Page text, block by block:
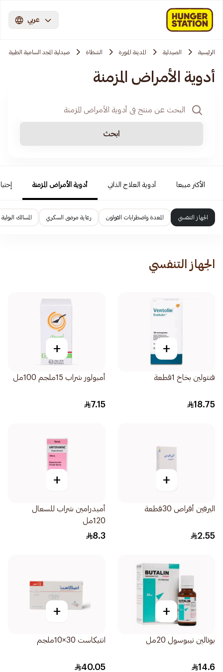
عربي
الرئيسية الصيدلية المدينة المنورة الشظاة صيدلية المجد السامية الطبية
أدوية الأمراض المزمنة
ابحث
الأكثر مبيعا أدوية العلاج الذاتي أدوية الأمراض المزمنة
الجهاز التنفسي المعدة واضطرابات القولون رعاية مرضى السكري المسالك البولية
الجهاز التنفسي
+
فنتولين بخاخ 1قطعة
18.75
+
أمبولور شراب 15ملجم 100مل
7.15
+
اليرفين أقراص 30قطعة
2.55
+
أميدرامين شراب للسعال
120مل
8.3
+
بوتالين نيبوسول 20مل
14.6
+
انتيكاست 30×10ملجم
40.05